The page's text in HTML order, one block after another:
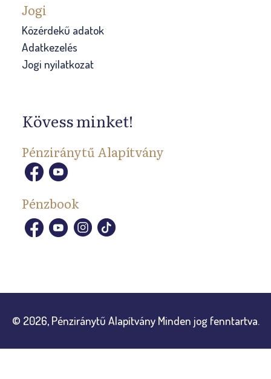
Jogi
Közérdekű adatok
Adatkezelés
Jogi nyilatkozat
Kövess minket!
Pénziránytű Alapítvány
Pénzbook
© 2026, Pénziránytű Alapítvány Minden jog fenntartva.